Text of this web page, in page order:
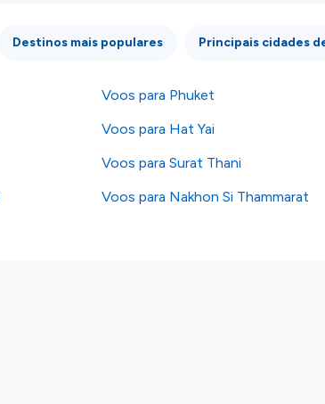
Destinos mais populares Principais cidades
Voos para Phuket
Voos para Hat Yai
Voos para Surat Thani
Voos para Nakhon Si Thammarat